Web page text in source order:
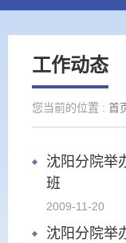
工作动态
您当前的位置 : 首
沈阳分院举
班
2009-11-20
沈阳分院举